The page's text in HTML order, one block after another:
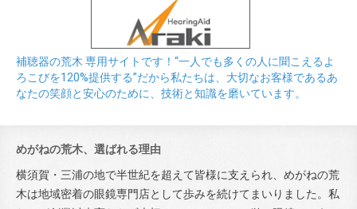
補聴器の荒木 専用サイトです！“一人でも多くの人に聞こえるよ
ろこびを120%提供する”だから私たちは、大切なお客様であるあ
なたの笑顔と安心のために、技術と知識を磨いています。
めがねの荒木、選ばれる理由
横須賀・三浦の地で半世紀を超えて皆様に支えられ、めがねの荒
木は地域密着の眼鏡専門店として歩みを続けてまいりました。私